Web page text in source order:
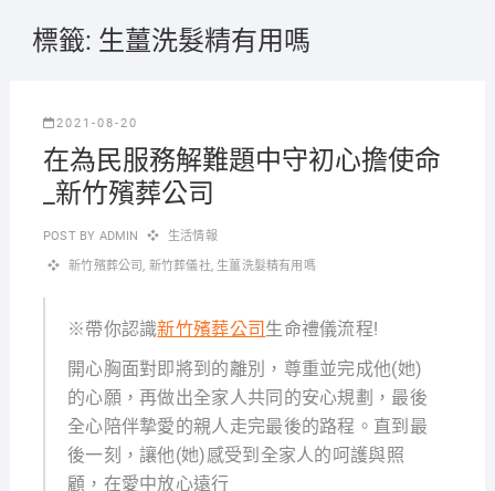
標籤: 生薑洗髮精有用嗎
2021-08-20
在為民服務解難題中守初心擔使命
_新竹殯葬公司
POST BY ADMIN 生活情報
新竹殯葬公司, 新竹葬儀社, 生薑洗髮精有用嗎
※帶你認識新竹殯葬公司 生命禮儀流程!
開心胸面對即將到的離別，尊重並完成他(她)
的心願，再做出全家人共同的安心規劃，最後
全心陪伴摯愛的親人走完最後的路程。直到最
後一刻，讓他(她)感受到全家人的呵護與照
顧，在愛中放心遠行